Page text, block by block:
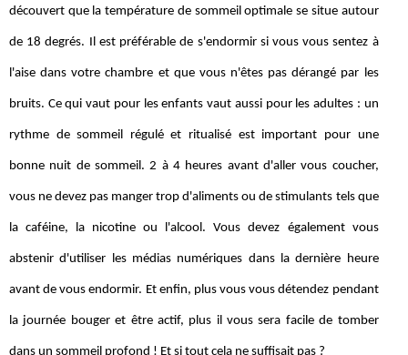
découvert que la température de sommeil optimale se situe autour
de 18 degrés. Il est préférable de s'endormir si vous vous sentez à
l'aise dans votre chambre et que vous n'êtes pas dérangé par les
bruits. Ce qui vaut pour les enfants vaut aussi pour les adultes : un
rythme de sommeil régulé et ritualisé est important pour une
bonne nuit de sommeil. 2 à 4 heures avant d'aller vous coucher,
vous ne devez pas manger trop d'aliments ou de stimulants tels que
la caféine, la nicotine ou l'alcool. Vous devez également vous
abstenir d'utiliser les médias numériques dans la dernière heure
avant de vous endormir. Et enfin, plus vous vous détendez pendant
la journée bouger et être actif, plus il vous sera facile de tomber
dans un sommeil profond ! Et si tout cela ne suffisait pas ?